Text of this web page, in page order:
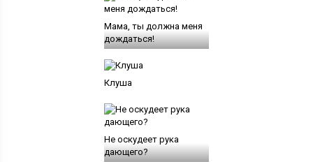
Мама, ты должна меня
дождаться!
Клуша
Не оскудеет рука
дающего?